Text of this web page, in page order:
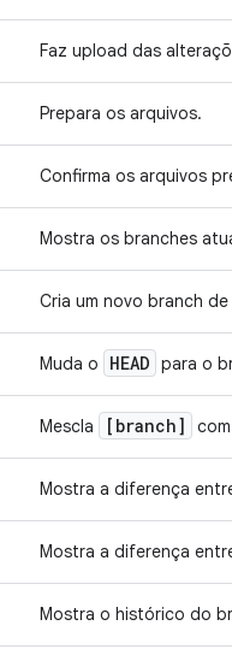
Faz upload das
Prepara os arquivos.
Confirma os arquivos
Mostra os branches
Cria um novo branch
Muda o HEAD para o
Mescla [branch]
Mostra a diferença
Mostra a diferença
Mostra o histórico do